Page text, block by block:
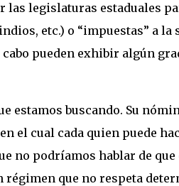
las legislaturas estaduales
etc.) o “impuestas” a la
pueden exhibir algún
estamos buscando. Su
el cual cada quien puede
no podríamos hablar de
régimen que no respeta